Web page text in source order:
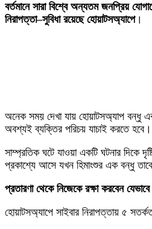
বর্তমানে সারা বিশ্বে অন্যতম জনপ্রিয়
নিরাপত্তা–সুবিধা রয়েছে হোয়াটসঅ্যাপে।
অনেক সময় দেখা যায় হোয়াটসঅ্যাপ বন্ধু
অবশ্যই ব্যক্তির পরিচয় যাচাই করতে হবে।
সাম্প্রতিক ঘটে যাওয়া একটি ঘটনার দিকে
প্রকাশ্যে আসে যখন হিমাংশুর এক বন্ধু
প্রতারণা থেকে নিজেকে রক্ষা করবেন যেভাবে
হোয়াটসঅ্যাপে সাইবার নিরাপত্তায় ৫